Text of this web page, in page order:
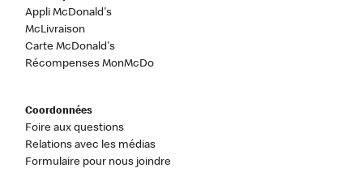
Appli McDonald's
McLivraison
Carte McDonald's
Récompenses MonMcDo
Coordonnées
Foire aux questions
Relations avec les médias
Formulaire pour nous joindre